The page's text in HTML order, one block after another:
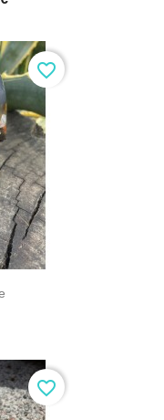
favorite_border
favorite_border